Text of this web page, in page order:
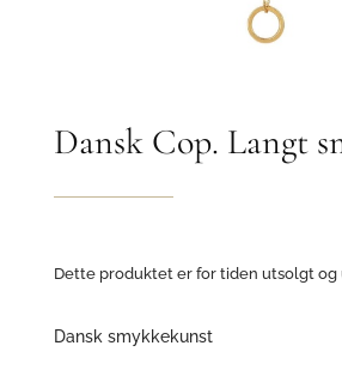
Dansk Cop. Langt
Dette produktet er for tiden utsolgt og
Dansk smykkekunst